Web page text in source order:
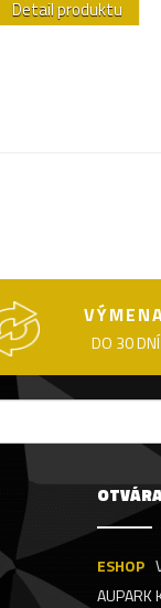
Detail produktu
DO 30
ESHOP
AUPARK